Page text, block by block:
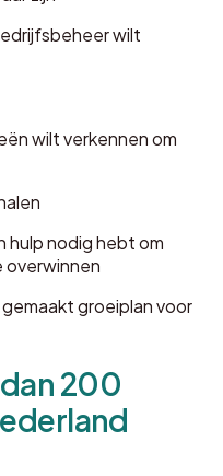
wilt
wilt verkennen om
hulp nodig hebt om
overwinnen
groeiplan voor
200